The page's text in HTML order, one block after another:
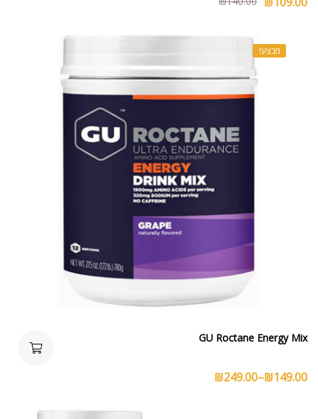
מבצע!
GU Roctane Energy Mix
₪149.00
–
₪249.00